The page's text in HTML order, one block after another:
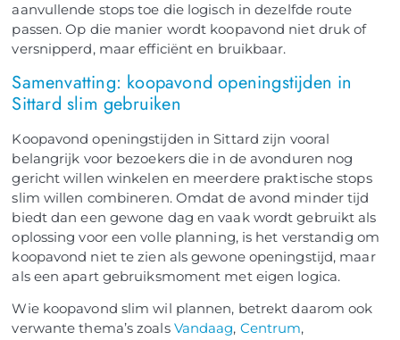
aanvullende stops toe die logisch in dezelfde route
passen. Op die manier wordt koopavond niet druk of
versnipperd, maar efficiënt en bruikbaar.
Samenvatting: koopavond openingstijden in
Sittard slim gebruiken
Koopavond openingstijden in Sittard zijn vooral
belangrijk voor bezoekers die in de avonduren nog
gericht willen winkelen en meerdere praktische stops
slim willen combineren. Omdat de avond minder tijd
biedt dan een gewone dag en vaak wordt gebruikt als
oplossing voor een volle planning, is het verstandig om
koopavond niet te zien als gewone openingstijd, maar
als een apart gebruiksmoment met eigen logica.
Wie koopavond slim wil plannen, betrekt daarom ook
verwante thema’s zoals Vandaag, Centrum,